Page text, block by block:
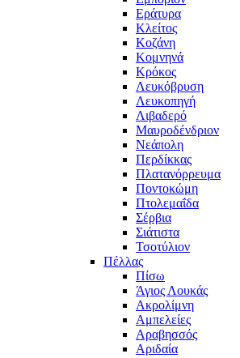
Εράτυρα
Κλείτος
Κοζάνη
Κομνηνά
Κρόκος
Λευκόβρυση
Λευκοπηγή
Λιβαδερό
Μαυροδένδριον
Νεάπολη
Περδίκκας
Πλατανόρρευμα
Ποντοκώμη
Πτολεμαΐδα
Σέρβια
Σιάτιστα
Τσοτύλιον
Πέλλας
Πίσω
Άγιος Λουκάς
Ακρολίμνη
Αμπελείες
Αραβησσός
Αριδαία